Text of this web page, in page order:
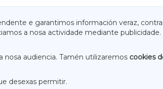
e garantimos información veraz,
a nosa actividade mediante
nosa audiencia. Tamén utilizaremos cookies
desexas permitir.
TERRACHAXA
ACORUÑAXA